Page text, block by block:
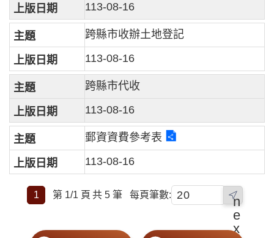
113-08-16
跨縣市收辦土地登記
113-08-16
跨縣市代收
113-08-16
郵資資費參考表
113-08-16
1 第 1/1 頁 共 5 筆 每頁筆數:
n
e
x